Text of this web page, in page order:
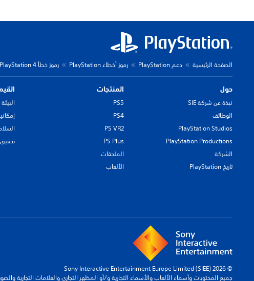
الصفحة الرئيسية دعم PlayStation رموز أخطاء PlayStation رموز خطأ PlayStation 4
حول
نبذة عن شركة SIE
الوظائف
PlayStation Studios
PlayStation Productions
الشركة
تاريخ PlayStation
المنتجات
PS5
PS4
PS VR2
PS Plus
الملحقات
الألعاب
البيئة
© 2026 Sony Interactive Entertainment Europe Limited (SIEE)
جميع المحتويات وأسماء الألعاب والأسماء التجارية و/أو المظهر التجاري والعلامات التجارية